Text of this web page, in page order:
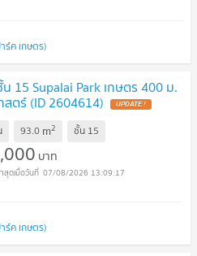
ร์ค เกษตร)
15 Supalai Park เกษตร 400 ม.
ตร์ (ID 2604614) UPDATE !
93.0 m2 ชั้น 15
บาท
07/08/2026 13:09:17
ร์ค เกษตร)